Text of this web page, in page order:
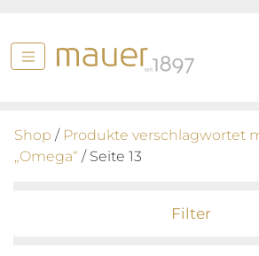
Shop / Produkte verschlagwortet
„Omega“ / Seite 13
Filter